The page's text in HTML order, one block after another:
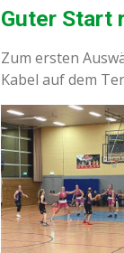
Guter Start
Zum ersten
Kabel auf dem